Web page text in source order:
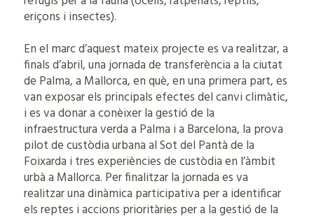
eriçons i insectes).
En el marc d’aquest mateix projecte es va realitzar, a
finals d’abril, una jornada de transferència a la ciutat
de Palma, a Mallorca, en què, en una primera part, es
van exposar els principals efectes del canvi climàtic,
i es va donar a conèixer la gestió de la
infraestructura verda a Palma i a Barcelona, la prova
pilot de custòdia urbana al Sot del Pantà de la
Foixarda i tres experiències de custòdia en l’àmbit
urbà a Mallorca. Per finalitzar la jornada es va
realitzar una dinàmica participativa per a identificar
els reptes i accions prioritàries per a la gestió de la